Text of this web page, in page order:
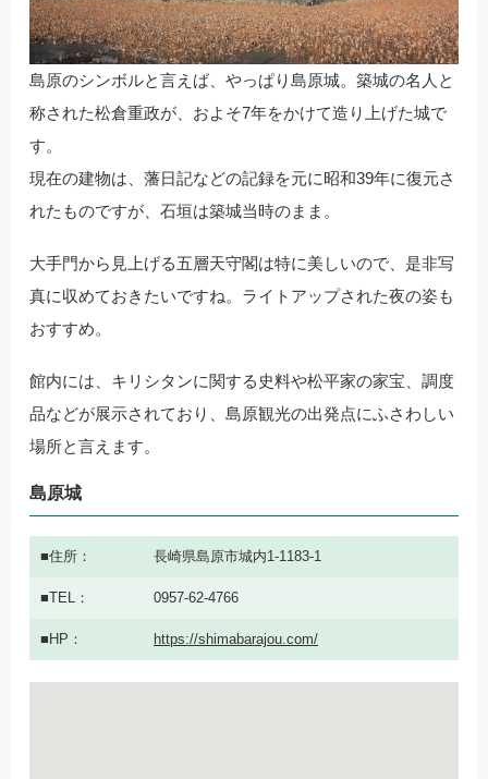
島原のシンボルと言えば、やっぱり島原城。築城の名人と
称された松倉重政が、およそ7年をかけて造り上げた城で
す。
現在の建物は、藩日記などの記録を元に昭和39年に復元さ
れたものですが、石垣は築城当時のまま。
大手門から見上げる五層天守閣は特に美しいので、是非写
真に収めておきたいですね。ライトアップされた夜の姿も
おすすめ。
館内には、キリシタンに関する史料や松平家の家宝、調度
品などが展示されており、島原観光の出発点にふさわしい
場所と言えます。
島原城
住所 長崎県島原市城内1-1183-1
TEL 0957-62-4766
HP https://shimabarajou.com/